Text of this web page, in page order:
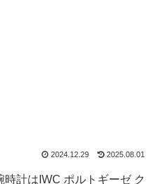
2024.12.29 2025.08.01
計はIWC ポルトギーゼ ク